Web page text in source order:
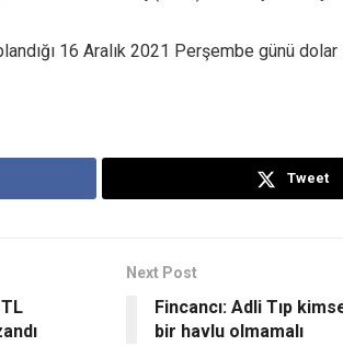
16 Aralık 2021 Perşembe günü
Tweet
Next Post
Fincancı: Adli Tıp
bir havlu olmamalı